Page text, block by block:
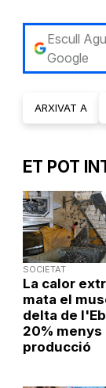
Escull
Google
ARXIVAT A
ET POT
SOCIETAT
La calor
mata el
delta de
20% menys
producció